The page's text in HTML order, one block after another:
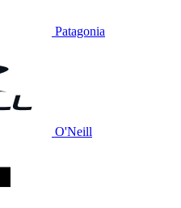
Patagonia
O'Neill